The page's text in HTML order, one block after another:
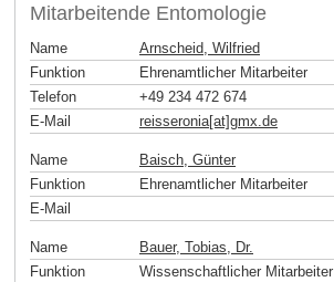
Mitarbeitende Entomologie
Name
Arnscheid, Wilfried
Funktion
Ehrenamtlicher Mitarbeiter
Telefon
+49 234 472 674
E-Mail
reisseronia[at]gmx.de
Name
Baisch, Günter
Funktion
Ehrenamtlicher Mitarbeiter
E-Mail
Name
Bauer, Tobias, Dr.
Funktion
Wissenschaftlicher Mitarbeiter